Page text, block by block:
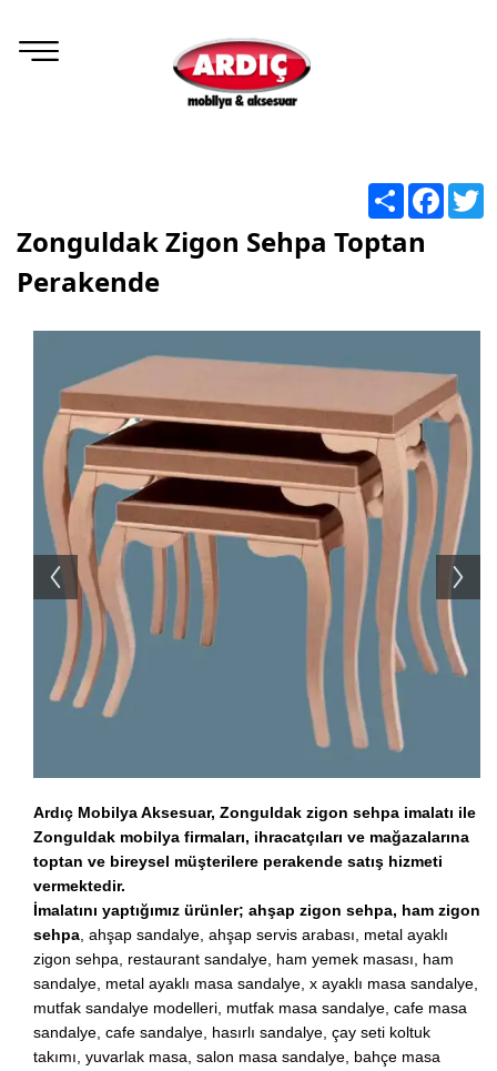
Zonguldak Zigon Sehpa Toptan
Perakende
Ardıç Mobilya Aksesuar, Zonguldak zigon sehpa imalatı ile
Zonguldak mobilya firmaları, ihracatçıları ve mağazalarına
toptan ve bireysel müşterilere perakende satış hizmeti
vermektedir.
İmalatını yaptığımız ürünler; ahşap zigon sehpa, ham zigon
sehpa , ahşap sandalye, ahşap servis arabası, metal ayaklı
zigon sehpa, restaurant sandalye, ham yemek masası, ham
sandalye, metal ayaklı masa sandalye, x ayaklı masa sandalye,
mutfak sandalye modelleri, mutfak masa sandalye, cafe masa
sandalye, cafe sandalye, hasırlı sandalye, çay seti koltuk
takımı, yuvarlak masa, salon masa sandalye, bahçe masa
Share